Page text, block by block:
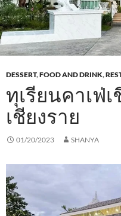
DESSERT,FOOD AND DRINK,
ทุเรียนคาเฟ่
เชียงราย
01/20/2023 SHANYA